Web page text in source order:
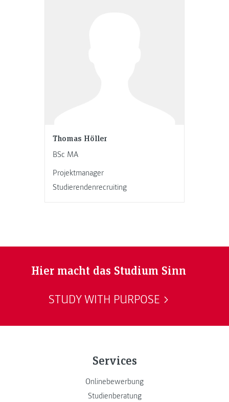
Thomas Höller
BSc MA
Projektmanager
Studierendenrecruiting
Hier macht das Studium Sinn
STUDY WITH PURPOSE
Services
Onlinebewerbung
Studienberatung